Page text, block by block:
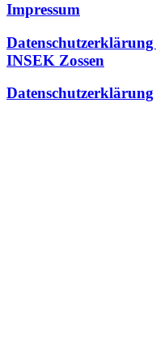
Impressum
INSEK Zossen
Datenschutzerklärung